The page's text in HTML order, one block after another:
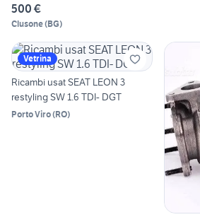
500 €
Clusone(BG)
Vetrina
Ricambi usat SEAT LEON 3
restyling SW 1.6 TDI- DGT
Porto Viro(RO)